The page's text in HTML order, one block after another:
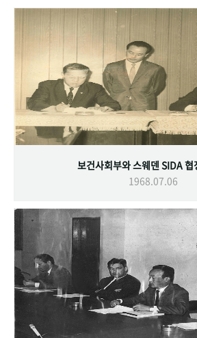
보건사회부와 스웨덴 SIDA 협
1968.07.06